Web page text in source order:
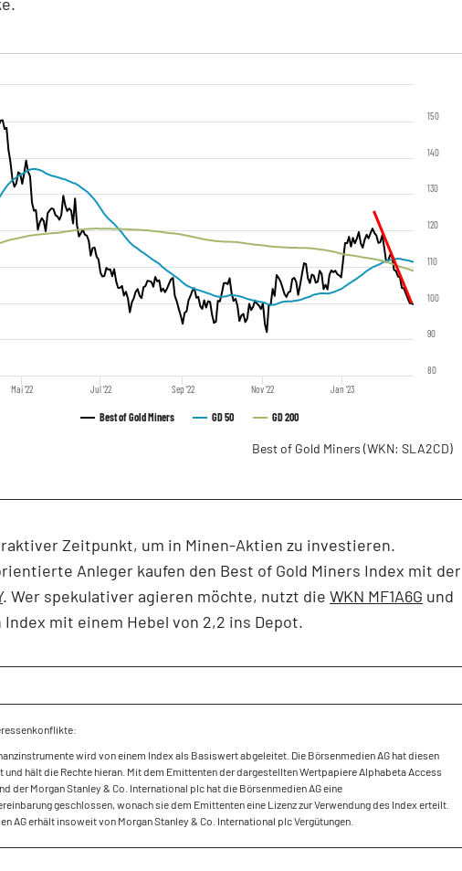
Best of Gold Miners GD 50 GD 200
Mai '22 Jul '22 Sep '22 Nov '22 Jan '23
80
90
100
110
120
130
140
150
Best of Gold Miners (WKN: SLA2CD)
Zeitpunkt, um in Minen-Aktien zu investieren.
Anleger kaufen den Best of Gold Miners Index mit der
. Wer spekulativer agieren möchte, nutzt die WKN MF1A6G und
mit einem Hebel von 2,2 ins Depot.
wird von einem Index als Basiswert abgeleitet. Die Börsenmedien AG hat diesen
und hält die Rechte hieran. Mit dem Emittenten der dargestellten Wertpapiere Alphabeta Access
der Morgan Stanley & Co. International plc hat die Börsenmedien AG eine
geschlossen, wonach sie dem Emittenten eine Lizenz zur Verwendung des Index erteilt.
AG erhält insoweit von Morgan Stanley & Co. International plc Vergütungen.